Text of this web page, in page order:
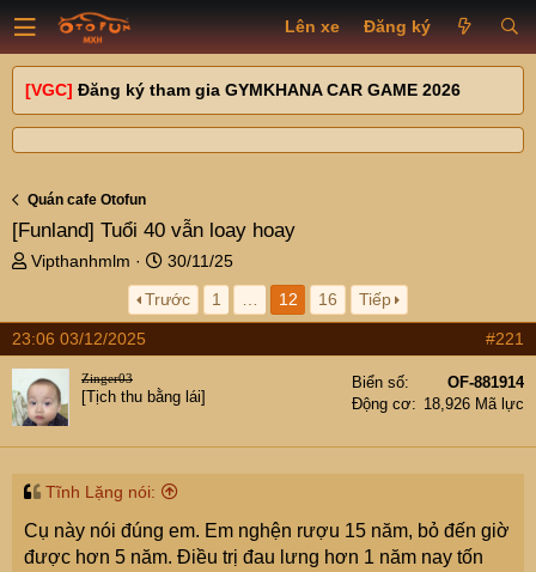
Lên xe Đăng ký
[VGC] Đăng ký tham gia GYMKHANA CAR GAME 2026
Quán cafe Otofun
[Funland] Tuổi 40 vẫn loay hoay
T
e
a
d
s
t
t
r
Vipthanhmlm
N
g
à
y
i
30/11/25
Trước
1 12 16 Tiếp
23:06 03/12/2025 #221
Zinger03
[Tịch thu bằng lái]
Biển số
OF-881914
Động cơ
18,926 Mã lực
Tĩnh Lặng nói:
Cụ này nói đúng em. Em nghện rượu 15 năm, bỏ đến giờ
được hơn 5 năm. Điều trị đau lưng hơn 1 năm nay tốn